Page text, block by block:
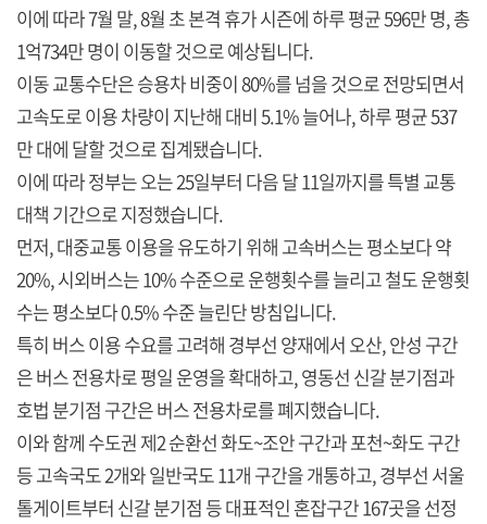
이에 따라 7월 말, 8월 초 본격 휴가 시즌에 하루 평균 596만 명, 총
1억734만 명이 이동할 것으로 예상됩니다.
이동 교통수단은 승용차 비중이 80%를 넘을 것으로 전망되면서
고속도로 이용 차량이 지난해 대비 5.1% 늘어나, 하루 평균 537
만 대에 달할 것으로 집계됐습니다.
이에 따라 정부는 오는 25일부터 다음 달 11일까지를 특별 교통
대책 기간으로 지정했습니다.
먼저, 대중교통 이용을 유도하기 위해 고속버스는 평소보다 약
20%, 시외버스는 10% 수준으로 운행횟수를 늘리고 철도 운행횟
수는 평소보다 0.5% 수준 늘린단 방침입니다.
특히 버스 이용 수요를 고려해 경부선 양재에서 오산, 안성 구간
은 버스 전용차로 평일 운영을 확대하고, 영동선 신갈 분기점과
호법 분기점 구간은 버스 전용차로를 폐지했습니다.
이와 함께 수도권 제2 순환선 화도~조안 구간과 포천~화도 구간
등 고속국도 2개와 일반국도 11개 구간을 개통하고, 경부선 서울
톨게이트부터 신갈 분기점 등 대표적인 혼잡구간 167곳을 선정